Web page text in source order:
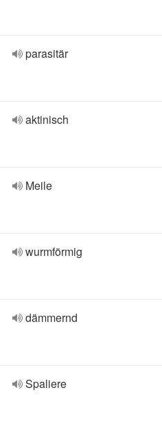
parasitär
aktinisch
Meile
wurmförmig
dämmernd
Spaliere